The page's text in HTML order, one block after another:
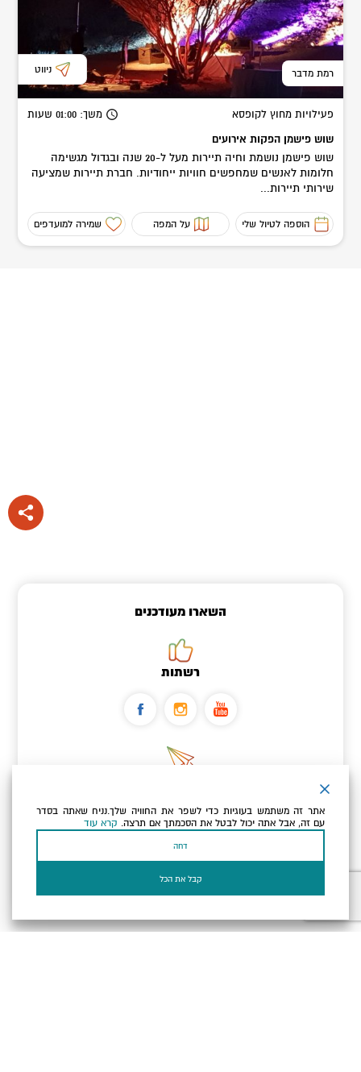
רמת מדבר ניווט
פעילויות מחוץ לקופסא משך: 01:00 שעות
שוש פישמן הפקות אירועים
שוש פישמן נושמת וחיה תיירות מעל ל-20 שנה ובגדול מגשימה
חלומות לאנשים שמחפשים חוויות ייחודיות. חברת תיירות שמציעה
שירותי תיירות...
הוספה לטיול שלי על המפה שמירה למועדפים
השארו מעודכנים
רשתות
כתובת הדוא"ל שלך
אני מאשר/ת שקראתי ומסכים/הלמדיניות הפרטיות ולמדיניות
אתר זה משתמש בעוגיות כדי לשפר את החוויה שלך.נניח שאתה בסדר
עם זה, אבל אתה יכול לבטל את הסכמתך אם תרצה. קרא עוד
דחה
קבל את הכל